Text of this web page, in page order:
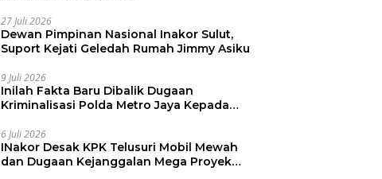
27 Juli 2026
Dewan Pimpinan Nasional Inakor Sulut,
Suport Kejati Geledah Rumah Jimmy Asiku
9 Juli 2026
Inilah Fakta Baru Dibalik Dugaan
Kriminalisasi Polda Metro Jaya Kepada
6 Juli 2026
INakor Desak KPK Telusuri Mobil Mewah
dan Dugaan Kejanggalan Mega Proyek